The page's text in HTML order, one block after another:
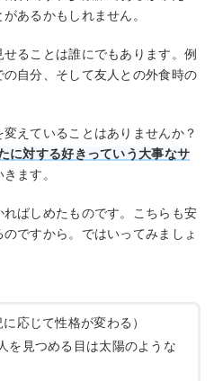
あるかもしれません。
ることは誰にでもあります。例
自分、そして友人との外食時の
えていることはありませんか？
に対する好きっていう大事なサ
ます。
ばしめたものです。こちらも安
ですから。ではいってみましょ
応じて性格が変わる）
を見つめる目は太陽のような